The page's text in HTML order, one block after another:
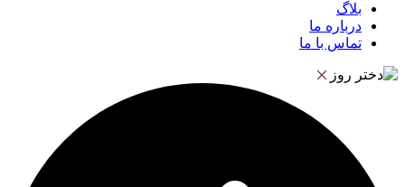
بلاگ
درباره ما
تماس با ما